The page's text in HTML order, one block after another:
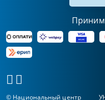
© Национальный центр